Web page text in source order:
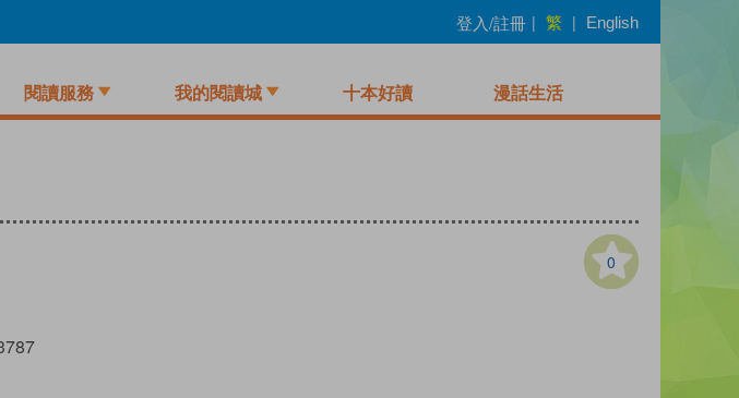
登入/註冊 | 繁 | English
閱讀服務 我的閱讀城 十本好讀 漫話生活
0